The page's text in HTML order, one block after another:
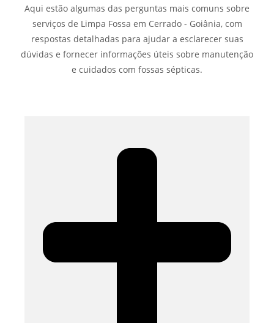
Aqui estão algumas das perguntas mais comuns sobre
serviços de Limpa Fossa em Cerrado - Goiânia, com
respostas detalhadas para ajudar a esclarecer suas
dúvidas e fornecer informações úteis sobre manutenção
e cuidados com fossas sépticas.